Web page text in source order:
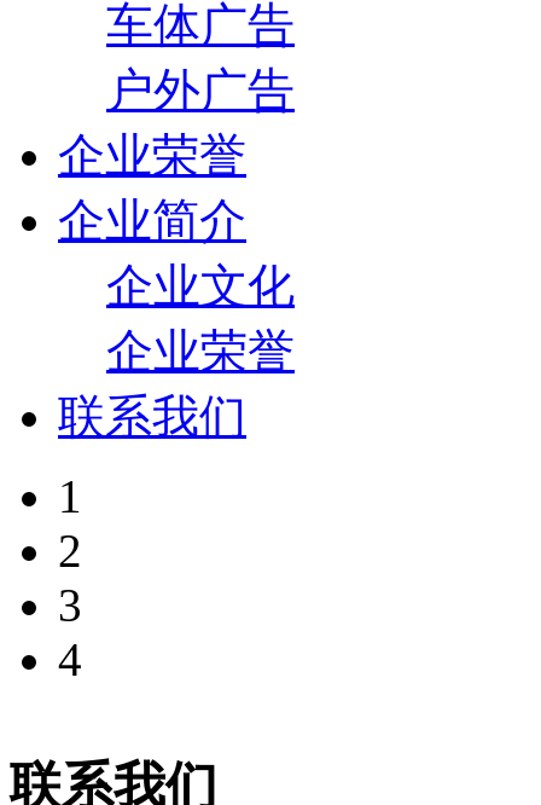
车体广告
户外广告
企业荣誉
企业简介
企业文化
企业荣誉
联系我们
1
2
3
4
联系我们